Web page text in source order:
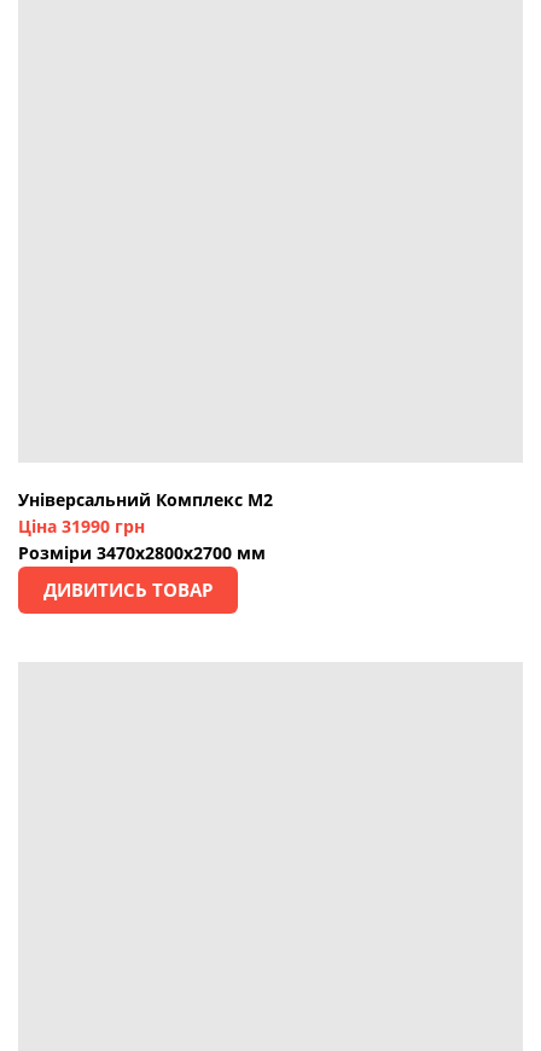
Універсальний Комплекс М2
Ціна 31990 грн
Розміри 3470х2800х2700 мм
ДИВИТИСЬ ТОВАР